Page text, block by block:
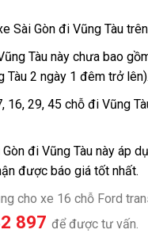
Sài Gòn đi Vũng Tàu
Tàu này chưa bao
Tàu 2 ngày 1 đêm trở lên).
16, 29, 45 chỗ đi Vũng
đi Vũng Tàu này áp
được báo giá tốt nhất.
cho xe 16 chỗ Ford
897 để được tư vấn.